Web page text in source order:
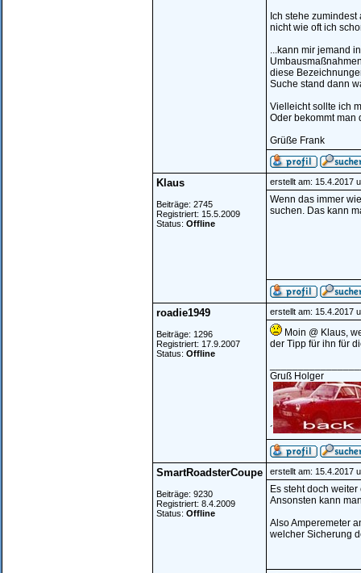
Ich stehe
nicht wie oft ich
...kann mir jemand
diese
Suche stand dann
Vielleicht sollte ich
Oder bekommt man
Grüße Frank
Klaus
Beiträge: 2745
Registriert: 15.5.2009
Status: Offline
erstellt am: 15.4.2017
Wenn das immer
suchen. Das kann
roadie1949
Beiträge: 1296
Registriert: 17.9.2007
Status: Offline
erstellt am: 15.4.2017
Moin @ Klaus,
der Tipp für ihn für
Gruß Holger
´
SmartRoadsterCoupe
Beiträge: 9230
Registriert: 8.4.2009
Status: Offline
erstellt am: 15.4.2017
Es steht doch
Ansonsten kann
Also Amperemeter
welcher Sicherung